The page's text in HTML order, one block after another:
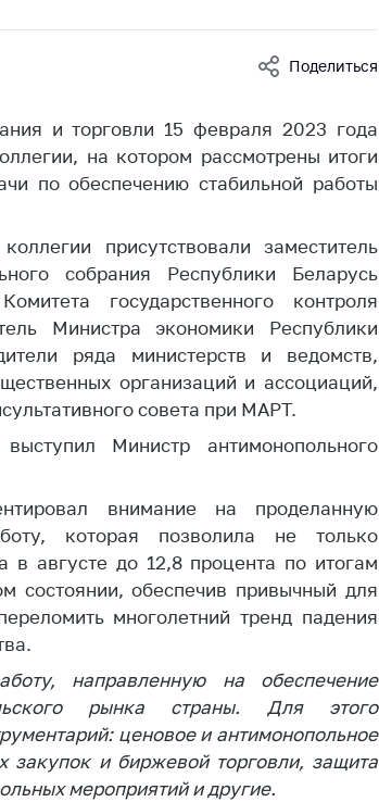
линия
сайте
о росте
изделия
и
Комиссии
Поделиться
и торговли 15 февраля 2023 года
на котором рассмотрены итоги
по обеспечению стабильной работы
присутствовали заместитель
собрания Республики Беларусь
государственного контроля
Министра экономики Республики
ряда министерств и ведомств,
организаций и ассоциаций,
совета при МАРТ.
Министр антимонопольного
внимание на проделанную
которая позволила не только
в августе до 12,8 процента по итогам
состоянии, обеспечив привычный для
многолетний тренд падения
направленную на обеспечение
рынка страны. Для этого
: ценовое и антимонопольное
закупок и биржевой торговли, защита
мероприятий и другие.